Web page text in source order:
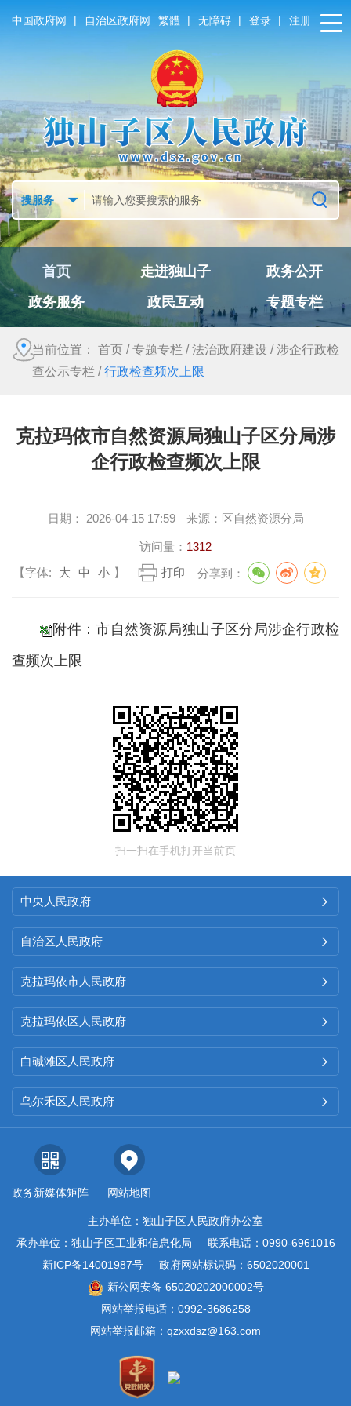
中国政府网 | 自治区政府网 繁體 | 无障碍 | 登录 | 注册
首页 走进独山子
政务公开
政务服务
政民互动 专题专栏
当前位置： 首页 /专题专栏 /法治政府建设 /涉企行政检
查公示专栏 /行政检查频次上限
克拉玛依市自然资源局独山子区分局涉
企行政检查频次上限
日期： 2026-04-15 17:59 来源： 区自然资源分局
访问量： 1312
【字体:
大 中 小 】 打印 分享到：
附件：市自然资源局独山子区分局涉企行政检
查频次上限
扫一扫在手机打开当前页
中央人民政府 
自治区人民政府 
克拉玛依市人民政府 
克拉玛依区人民政府 
白碱滩区人民政府 
乌尔禾区人民政府 
政务新媒体矩阵 网站地图
主办单位：独山子区人民政府办公室
承办单位：独山子区工业和信息化局
联系电话：0990-6961016
新ICP备14001987号
政府网站标识码：6502020001
新公网安备 65020202000002号
网站举报电话：0992-3686258
网站举报邮箱：qzxxdsz@163.com